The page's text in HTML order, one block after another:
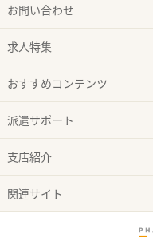
お問い合わせ
求人特集
おすすめコンテンツ
派遣サポート
支店紹介
関連サイト